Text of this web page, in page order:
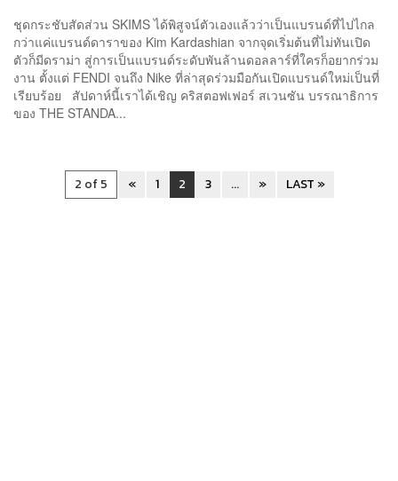
ชุดกระชับสัดส่วน SKIMS ได้พิสูจน์ตัวเองแล้วว่าเป็นแบรนด์ที่ไปไกล
กว่าแค่แบรนด์ดาราของ Kim Kardashian จากจุดเริ่มต้นที่ไม่ทันเปิด
ตัวก็มีดราม่า สู่การเป็นแบรนด์ระดับพันล้านดอลลาร์ที่ใครก็อยากร่วม
งาน ตั้งแต่ FENDI จนถึง Nike ที่ล่าสุดร่วมมือกันเปิดแบรนด์ใหม่เป็นที่
เรียบร้อย สัปดาห์นี้เราได้เชิญ คริสตอฟเฟอร์ สเวนซัน บรรณาธิการ
ของ THE STANDA...
2 of 5 « 1 2 3 ... » LAST »